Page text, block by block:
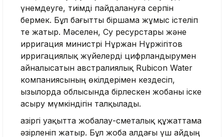
үнемдеуге, тиімді пайдалануға серпін
бермек. Бұл бағытты біршама жұмыс істеліп
те жатыр. Мәселен, Су ресурстары және
ирригация министрі Нұржан Нұржігітов
ирригациялық жүйелерді цифрландырумен
айналысатын австралиялық Rubicon Water
компаниясының өкілдерімен кездесіп,
Қызылорда облысында бірлескен жобаны іске
асыру мүмкіндігін талқылады.
Қазіргі уақытта жобалау-сметалық құжаттама
әзірленіп жатыр. Бұл жоба алдағы үш айдың